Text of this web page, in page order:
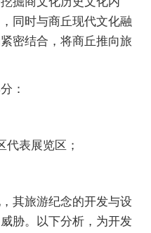
同时与商丘现代文化融
密结合，将商丘推向旅
：
表展览区；
旅游纪念的开发与设
胁。以下分析，为开发